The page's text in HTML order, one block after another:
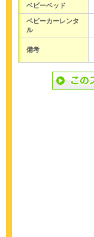
ベビーベッド
ベビーカーレンタ
ル
備考